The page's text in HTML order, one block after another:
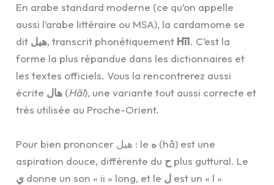
En arabe standard moderne (ce qu’on appelle
aussi l’arabe littéraire ou MSA), la cardamome se
dit هيل, transcrit phonétiquement Hīl. C’est la
forme la plus répandue dans les dictionnaires et
les textes officiels. Vous la rencontrerez aussi
écrite هال (Hāl), une variante tout aussi correcte et
très utilisée au Proche-Orient.
Pour bien prononcer هيل : le ه (hâ) est une
aspiration douce, différente du ح plus guttural. Le
ي donne un son « ii » long, et le ل est un « l »